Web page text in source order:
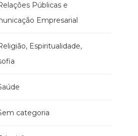
Públicas e
Empresarial
Espiritualidade,
categoria